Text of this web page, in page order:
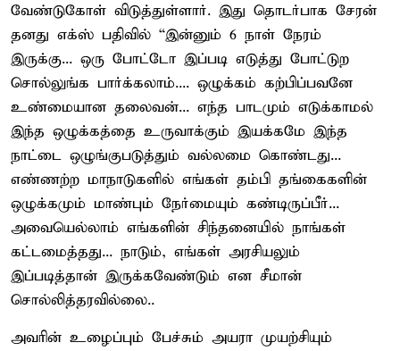
வேண்டுகோள் விடுத்துள்ளார். இது தொடர்பாக சேரன்
தனது எக்ஸ் பதிவில் “இன்னும் 6 நாள் நேரம்
இருக்கு... ஒரு போட்டோ இப்படி எடுத்து போட்டுற
சொல்லுங்க பார்க்கலாம்.... ஒழுக்கம் கற்பிப்பவனே
உண்மையான தலைவன்... எந்த பாடமும் எடுக்காமல்
இந்த ஒழுக்கத்தை உருவாக்கும் இயக்கமே இந்த
நாட்டை ஒழுங்குபடுத்தும் வல்லமை கொண்டது...
எண்ணற்ற மாநாடுகளில் எங்கள் தம்பி தங்கைகளின்
ஒழுக்கமும் மாண்பும் நேர்மையும் கண்டிருப்பீர்...
அவையெல்லாம் எங்களின் சிந்தனையில் நாங்கள்
கட்டமைத்தது... நாடும், எங்கள் அரசியலும்
இப்படித்தான் இருக்கவேண்டும் என சீமான்
சொல்லித்தரவில்லை..
அவரின் உழைப்பும் பேச்சும் அயரா முயற்சியும்